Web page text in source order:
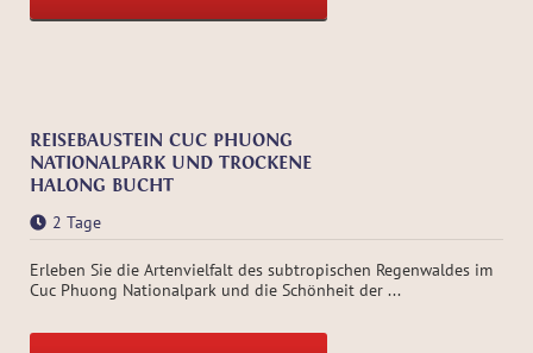
REISEBAUSTEIN CUC PHUONG
NATIONALPARK UND TROCKENE
HALONG BUCHT
2 Tage
Erleben Sie die Artenvielfalt des subtropischen Regenwaldes im
Cuc Phuong Nationalpark und die Schönheit der ...